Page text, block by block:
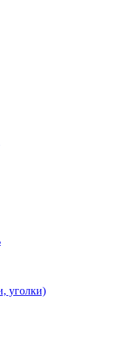
уголки)